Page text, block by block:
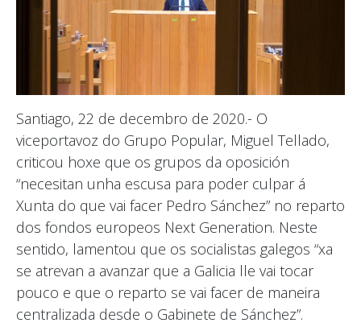
Santiago, 22 de decembro de 2020.- O
viceportavoz do Grupo Popular, Miguel Tellado,
criticou hoxe que os grupos da oposición
“necesitan unha escusa para poder culpar á
Xunta do que vai facer Pedro Sánchez” no reparto
dos fondos europeos Next Generation. Neste
sentido, lamentou que os socialistas galegos “xa
se atrevan a avanzar que a Galicia lle vai tocar
pouco e que o reparto se vai facer de maneira
centralizada desde o Gabinete de Sánchez”.